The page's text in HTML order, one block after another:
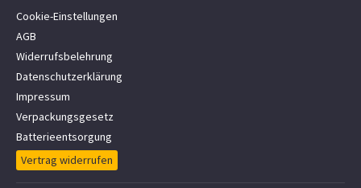
Über 4.000 Kundenbewertungen
Informationen zur Lieferzeit
Informationen zum Bestellvorgang
Barrierefreiheit
FAQ/Häufige Fragen
Montageservice
Cookie-Einstellungen
AGB
Widerrufsbelehrung
Datenschutzerklärung
Impressum
Verpackungsgesetz
Batterieentsorgung
Vertrag widerrufen